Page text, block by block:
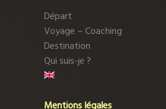
Départ
Voyage – Coaching
Destination
Qui suis-je ?